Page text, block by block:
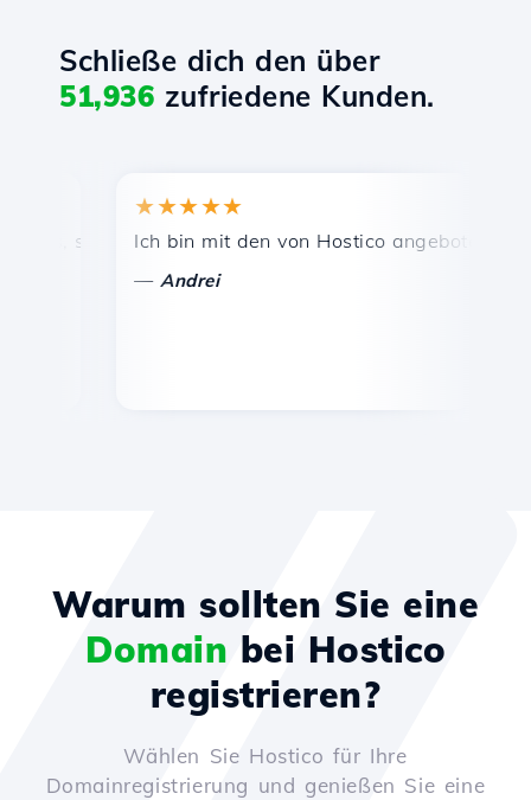
Schließe dich den über
51,936 zufriedene Kunden.
schnelle und effiziente technische Unterstützung.
★★★★★
Ich bin mit den von Hostico angebotenen
Andrei
Warum sollten Sie eine
Domain bei Hostico
registrieren?
Wählen Sie Hostico für Ihre
Domainregistrierung und genießen Sie eine